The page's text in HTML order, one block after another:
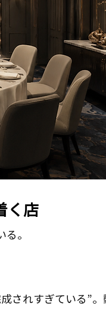
く店
。
されすぎている”